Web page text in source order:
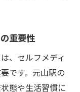
重要性
、セルフメディ
です。元山駅の
態や生活習慣に